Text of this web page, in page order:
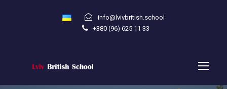
info@lvivbritish.school
+380 (96) 625 11 33